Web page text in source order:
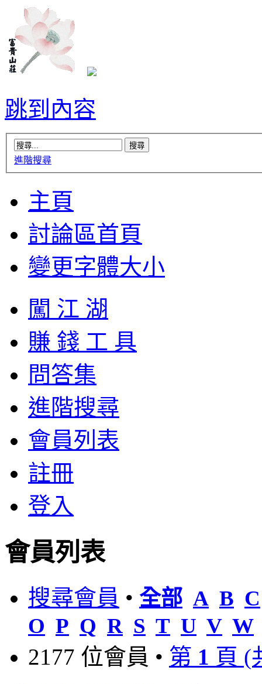
跳到內容
進階搜尋
主頁
討論區首頁
變更字體大小
闖 江 湖
賺 錢 工 具
問答集
進階搜尋
會員列表
註冊
登入
會員列表
搜尋會員 • 全部 A B C
O P Q R S T U V W
2177 位會員 • 第 1 頁 (